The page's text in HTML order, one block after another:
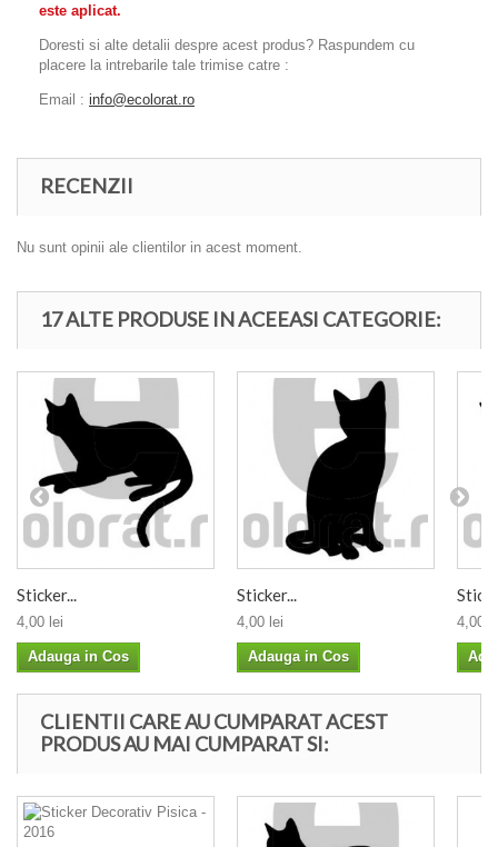
este aplicat.
Doresti si alte detalii despre acest produs? Raspundem cu
placere la intrebarile tale trimise catre :
Email : info@ecolorat.ro
RECENZII
Nu sunt opinii ale clientilor in acest moment.
17 ALTE PRODUSE IN ACEEASI CATEGORIE:
Sticker...
4,00 lei
Adauga in Cos
Sticker...
4,00 lei
Adauga in Cos
4,00
CLIENTII CARE AU CUMPARAT ACEST
PRODUS AU MAI CUMPARAT SI: